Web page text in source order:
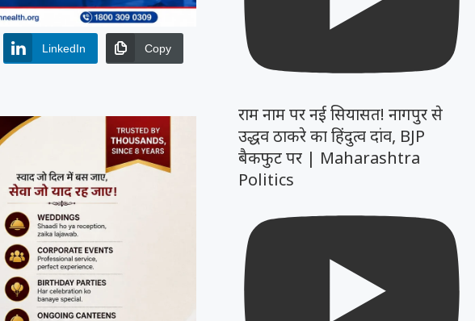
LinkedIn Copy
राम नाम पर नई सियासत! नागपुर से
उद्धव ठाकरे का हिंदुत्व दांव, BJP
बैकफुट पर | Maharashtra
Politics